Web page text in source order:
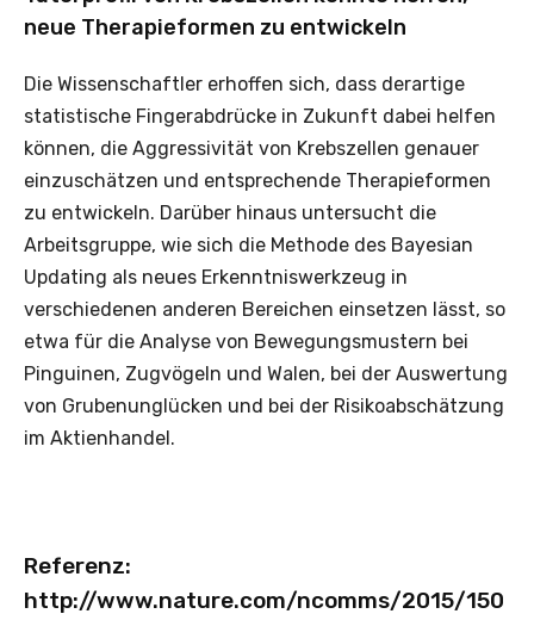
neue Therapieformen zu entwickeln
Die Wissenschaftler erhoffen sich, dass derartige
statistische Fingerabdrücke in Zukunft dabei helfen
können, die Aggressivität von Krebszellen genauer
einzuschätzen und entsprechende Therapieformen
zu entwickeln. Darüber hinaus untersucht die
Arbeitsgruppe, wie sich die Methode des Bayesian
Updating als neues Erkenntniswerkzeug in
verschiedenen anderen Bereichen einsetzen lässt, so
etwa für die Analyse von Bewegungsmustern bei
Pinguinen, Zugvögeln und Walen, bei der Auswertung
von Grubenunglücken und bei der Risikoabschätzung
im Aktienhandel.
Referenz:
http://www.nature.com/ncomms/2015/150